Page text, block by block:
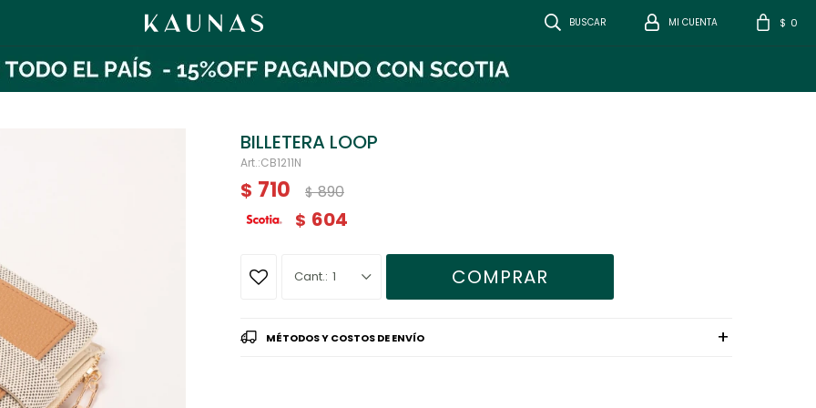
$ 0
BILLETERA LOOP
CB1211N
$ 710 $ 890
$ 604
1 COMPRAR
MÉTODOS Y COSTOS DE ENVÍO